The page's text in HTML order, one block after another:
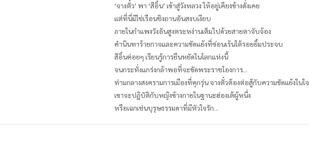
‘จางตั๋ว’ พา ‘สีอิ๋น’ เข้าสู่วังหลวง ให้อยู่เคียงข้างดั่งเคย
แต่ที่นี่มิใช่เรือนชิงถานอันสงบเงียบ
ภายในกำแพงวังอันสูงตระหง่านเต็มไปด้วยสายตาจับจ้อง
คำนินทาร้ายกาจและความขัดแย้งที่ซ่อนเร้นใต้รอยยิ้มประจบ
สีอิ๋นค่อยๆ เรียนรู้การยืนหยัดในโลกแห่งนี้
จนกระทั่งแกร่งกล้าพอที่จะขัดพระราชโองการ...
ท่ามกลางสงครามการเมืองที่คุกรุ่น จางตั๋วต้องต่อสู้กับความขัดแย้งในใจ
เขาจะปฏิบัติกับหญิงข้างกายในฐานะฮ่องเต้ผู้หนึ่ง
หรือเฉกเช่นบุรุษธรรมดาที่มีหัวใจรัก...